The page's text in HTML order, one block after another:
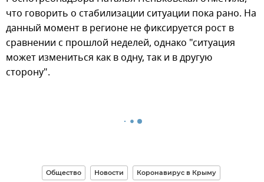
что говорить о стабилизации ситуации пока рано. На
данный момент в регионе не фиксируется рост в
сравнении с прошлой неделей, однако "ситуация
может измениться как в одну, так и в другую
сторону".
Общество Новости Коронавирус в Крыму